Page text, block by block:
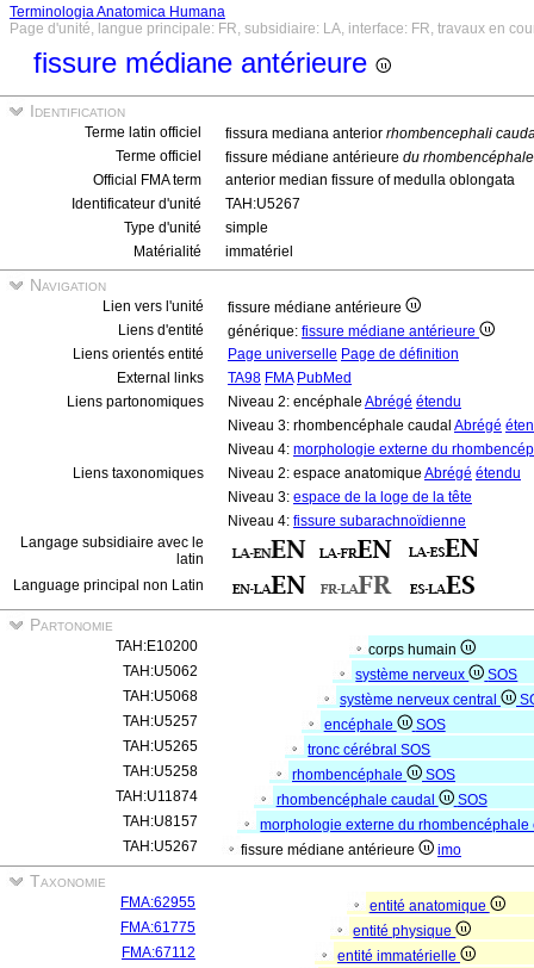
Terminologia Anatomica Humana
Page d'unité, langue principale: FR, subsidiaire: LA, interface: FR, travaux en
fissure médiane antérieure
Identification
Terme latin officiel fissura mediana anterior rhombencephali
Terme officiel
fissure médiane antérieure du
Official FMA term
anterior median fissure of medulla oblongata
Identificateur d'unité
TAH:U5267
Type d'unité
simple
Matérialité
immatériel
Navigation
Lien vers l'unité
fissure médiane antérieure
Liens d'entité
générique: fissure médiane antérieure
Liens orientés entité
Page universelle Page de définition
External links
TA98 FMA PubMed
Liens partonomiques
Niveau 2: encéphale Abrégé étendu
Niveau 3: rhombencéphale caudal Abrégé
Niveau 4: morphologie externe du
Liens taxonomiques
Niveau 2: espace anatomique Abrégé étendu
Niveau 3: espace de la loge de la tête
Niveau 4: fissure subarachnoïdienne
Langage subsidiaire avec le
latin
Language principal non Latin
Partonomie
TAH:E10200
corps humain
TAH:U5062
système nerveux
SOS
TAH:U5068
système nerveux central
TAH:U5257
encéphale
SOS
TAH:U5265
tronc cérébralSOS
TAH:U5258
rhombencéphale
SOS
TAH:U11874
rhombencéphale caudal
SOS
TAH:U8157
morphologie externe du
TAH:U5267
fissure médiane antérieure imo
Taxonomie
FMA:62955
entité anatomique
FMA:61775
entité physique
FMA:67112
entité immatérielle